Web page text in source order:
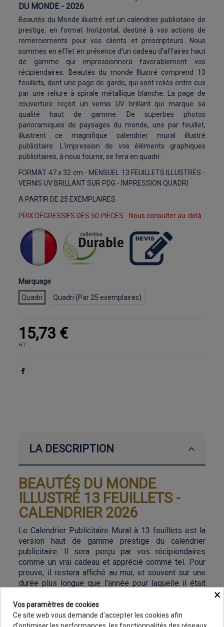
DU MONDE - 2026
Beautés du Monde illustré est un calendrier publicitaire de
prestige, en format horizontal, destiné à vos actions de
remerciements pour vos clients et prescripteurs. Nous
sommes en effet en présence d'un cadeau d'affaires haut
de gamme qui impressionnera favorablement vos
récipiendaires. Beautés du monde Illustré comprend 13
feuillets, dont une page de garde, qui sont reliés entre eux
par une reliure à spirale métallique blanche. La page de
couverture reçoit un vernis UV brillant qui marque sa
qualité haut de gamme. De superbes photos
panoramiques de paysages du monde, une par feuillet,
illustrent ce magnifique calendrier mural illustré
publicitaire. L'impression de vos éléments graphiques
publicitaires, à nous fournir, se fera en quadri.
FORMAT 47 x 32 cm - MENSUEL 13 FEUILLETS ILLUSTRÉS -
VERNIS UV BRILLANT SUR PDG - IMPRESSION QUADRI
A PARTIR DE 25 EXEMPLAIRES
PRIX DÉGRESSIFS DÈS 50 PIÈCES - Nous consulter au-delà
Marquage
Quadri
Quadri (Par 25 exemplaires)
15,73 €
HT
LA DESCRIPTION
BEAUTÉS DU MONDE
ILLUSTRÉ 13 FEUILLETS -
CALENDRIER 2026
Le Calendrier Publicitaire Mural à 13 feuillets est la
version haut de gamme prestige du calendrier
publicitaire. Il sera perçu par vos récipiendaires
comme un vrai cadeau et apprécié comme tel. Pour
preuve, il restera affiché au mur, et souvent sur une
durée plus longue que l'année pour laquelle il était
C'est particulièrement intéressant pour votre
communication car votre message publicitaire sera
×
Vos paramètres de cookies
Ce site web vous demande d'accepter les cookies afin